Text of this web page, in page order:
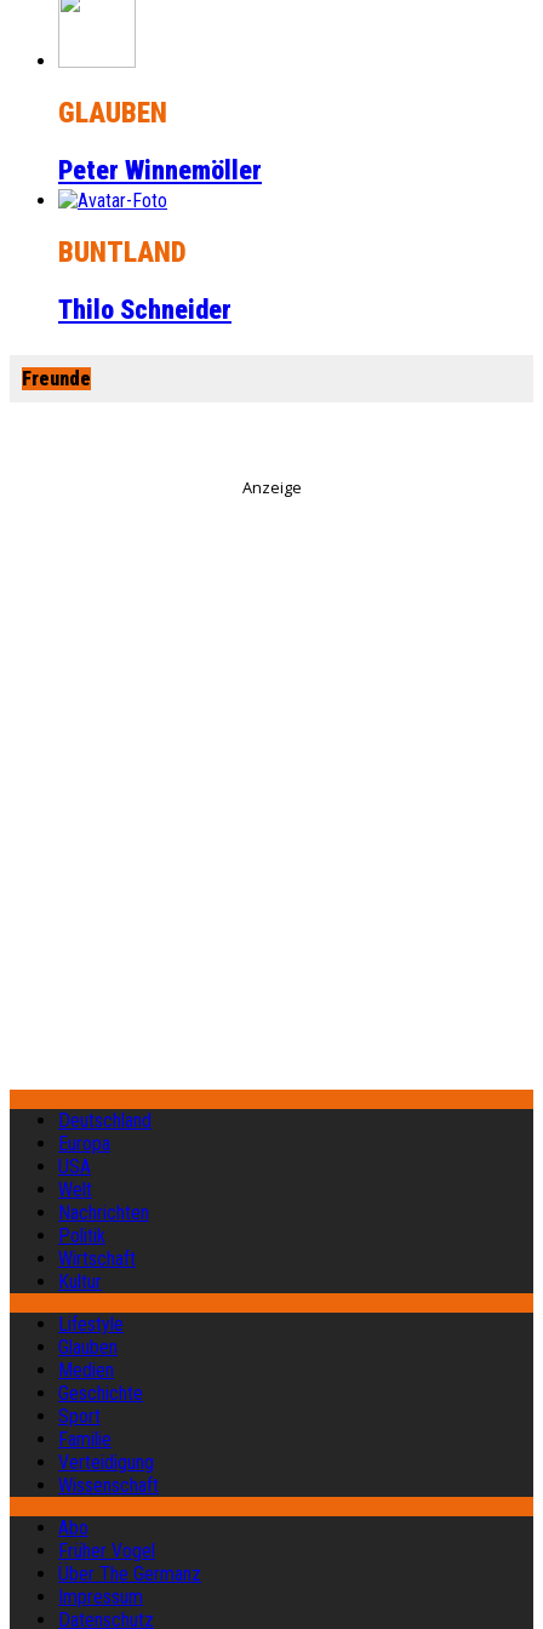
GLAUBEN
Peter Winnemöller
BUNTLAND
Thilo Schneider
Freunde
Anzeige
Deutschland
Europa
USA
Welt
Nachrichten
Politik
Wirtschaft
Kultur
Lifestyle
Glauben
Medien
Geschichte
Sport
Familie
Verteidigung
Wissenschaft
Abo
Früher Vogel
Über The Germanz
Impressum
Datenschutz